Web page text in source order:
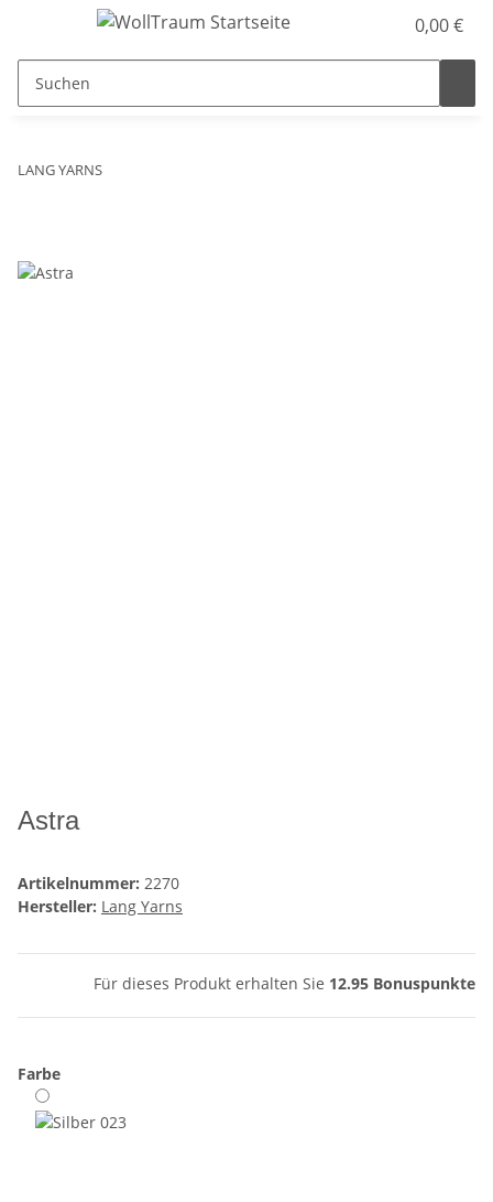
0,00 €
LANG YARNS
Astra
Artikelnummer: 2270
Hersteller: Lang Yarns
Für dieses Produkt erhalten Sie 12.95 Bonuspunkte
Farbe